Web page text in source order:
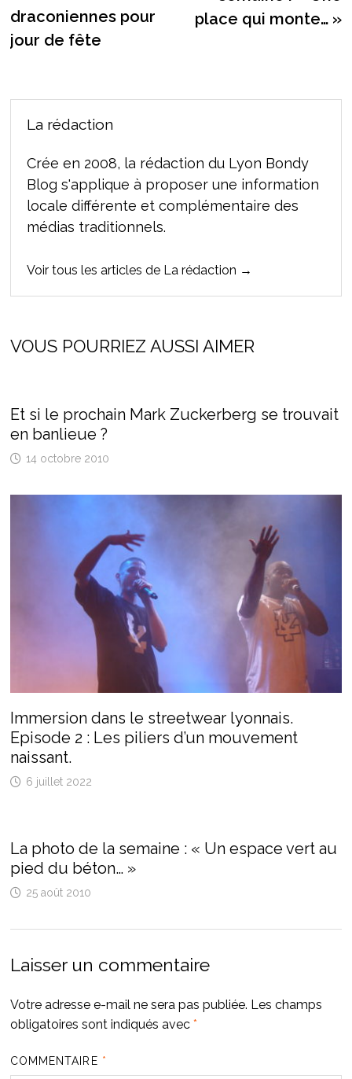
l’article
draconiennes pour
jour de fête
place qui monte… »
La rédaction
Crée en 2008, la rédaction du Lyon Bondy
Blog s'applique à proposer une information
locale différente et complémentaire des
médias traditionnels.
Voir tous les articles de La rédaction →
VOUS POURRIEZ AUSSI AIMER
Et si le prochain Mark Zuckerberg se trouvait
en banlieue ?
14 octobre 2010
Immersion dans le streetwear lyonnais.
Episode 2 : Les piliers d’un mouvement
naissant.
6 juillet 2022
La photo de la semaine : « Un espace vert au
pied du béton… »
25 août 2010
Laisser un commentaire
Votre adresse e-mail ne sera pas publiée. Les champs
obligatoires sont indiqués avec *
COMMENTAIRE *